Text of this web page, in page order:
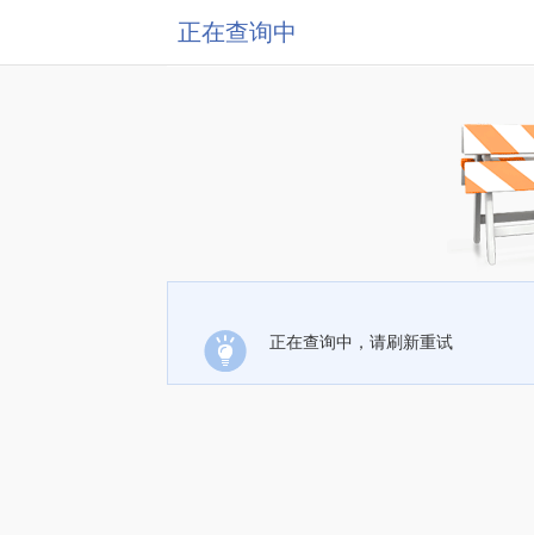
正在查询中
正在查询中，请刷新重试